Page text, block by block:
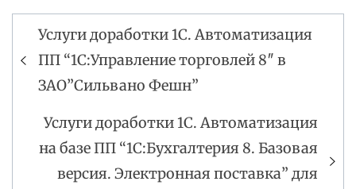
Навигация
по
записям
Услуги доработки 1С. Автоматизация
ПП “1С:Управление торговлей 8″ в
ЗАО”Сильвано Фешн”
Услуги доработки 1С. Автоматизация
на базе ПП “1С:Бухгалтерия 8. Базовая
версия. Электронная поставка” для